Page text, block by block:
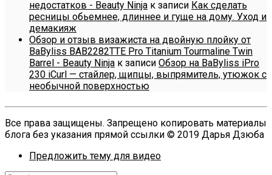
недостатков - Beauty Ninja к записи Как сделать
ресницы обьемнее, длиннее и гуще на дому. Уход и
демакияж
Обзор и отзыв визажиста на двойную плойку от
BaByliss BAB2282TTE Pro Titanium Tourmaline Twin
Barrel - Beauty Ninja к записи Обзор на BaByliss iPro
230 iCurl — стайлер, щипцы, выпрямитель, утюжок с
необычной поверхностью
Все права защищены. Запрещено копировать материалы
блога без указания прямой ссылки © 2019 Дарья Дзюба
Предложить тему для видео